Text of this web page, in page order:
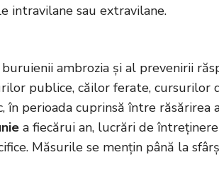
intravilane sau extravilane.
ambrozia și al prevenirii
publice, căilor ferate, cursurilor
în perioada cuprinsă între
a fiecărui an, lucrări de
Măsurile se mențin până la